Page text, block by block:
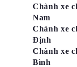
Chành xe
Nam
Chành xe
Định
Chành xe
Bình